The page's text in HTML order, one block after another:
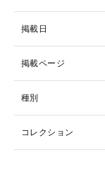
掲載日
掲載ページ
種別
コレクション